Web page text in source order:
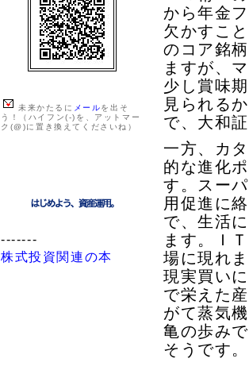
から年金
欠かすこ
のコア銘
ますが、
少し賞味
見られる
で、大和
一方、カ
的な進化
す。スー
用促進に
で、生活
ます。Ｉ
場に現れ
現実買い
で栄えた
がて蒸気
亀の歩み
そうです。
未来かたるに メールを出そ
う！（ハイフン(-)を、アットマー
ク(@)に置き換えてくださいね）
-------
株式投資関連の本